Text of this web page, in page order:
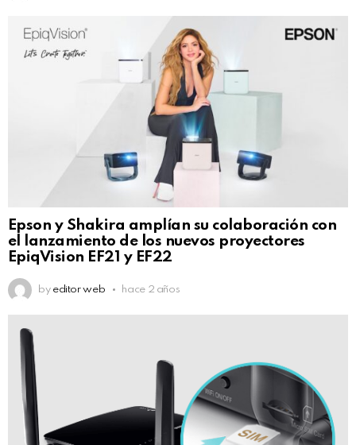
Epson y Shakira amplían su colaboración con
el lanzamiento de los nuevos proyectores
EpiqVision EF21 y EF22
by editor web hace 2 años